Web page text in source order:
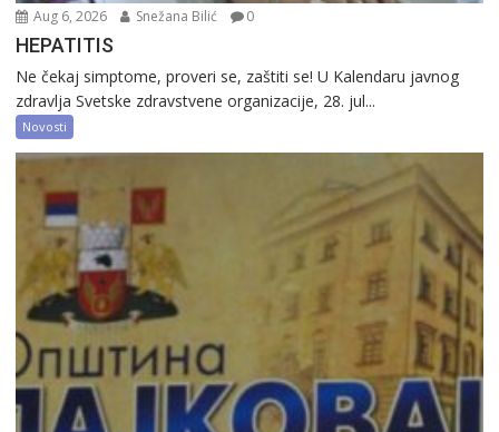
Aug 6, 2026 Snežana Bilić 0
HEPATITIS
Ne čekaj simptome, proveri se, zaštiti se! U Kalendaru javnog
zdravlja Svetske zdravstvene organizacije, 28. jul...
Novosti